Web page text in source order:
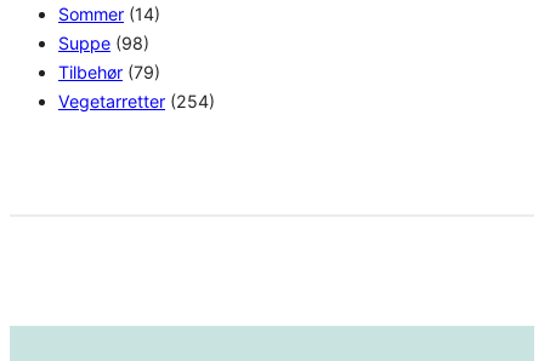
Sommer (14)
Suppe (98)
Tilbehør (79)
Vegetarretter (254)